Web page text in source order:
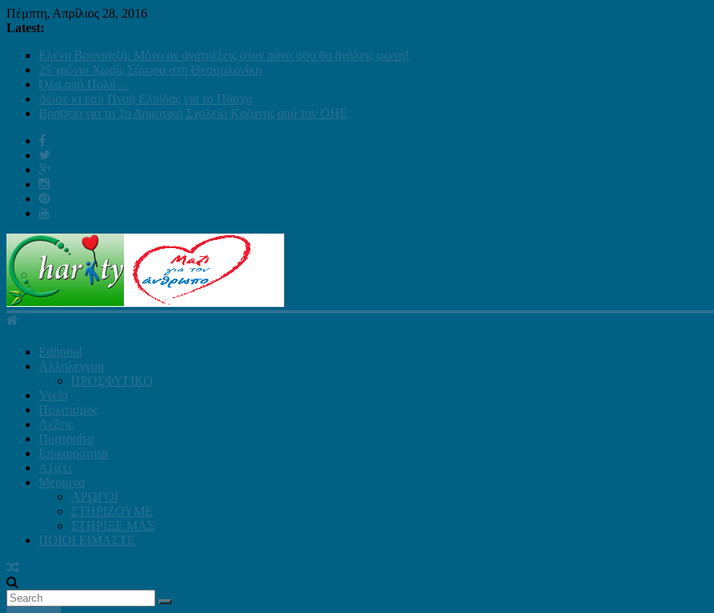
Πέμπτη, Απρίλιος 28, 2016
Latest:
Ελένη Βουγιατζή: Μόνο αν ανατρέξεις στον πόνο σου θα βγάλεις φωνή!
25 χρόνια Χωρίς Σύνορα στη Θεσσαλονίκη
Όλα από Πολύ…
Δώσε κι εσύ Πνοή Ελπίδας για το Πάσχα
Βραβείο για το 2ο Δημοτικό Σχολείο Κοζάνης από τον ΟΗΕ
Editorial
Αλληλεγγυη
ΠΡΟΣΦΥΓΙΚΟ
Υγεία
Πολιτισμος
Λεξεις
Πορτραίτα
Επικαιρότητα
Αξιζει
Μεριμνα
ΑΡΩΓΟΙ
ΣΤΗΡΙΖΟΥΜΕ
ΣΤΗΡΙΞΕ ΜΑΣ
ΠΟΙΟΙ ΕΙΜΑΣΤΕ